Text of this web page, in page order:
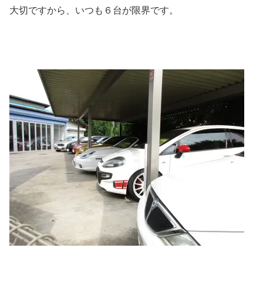
大切ですから、いつも６台が限界です。